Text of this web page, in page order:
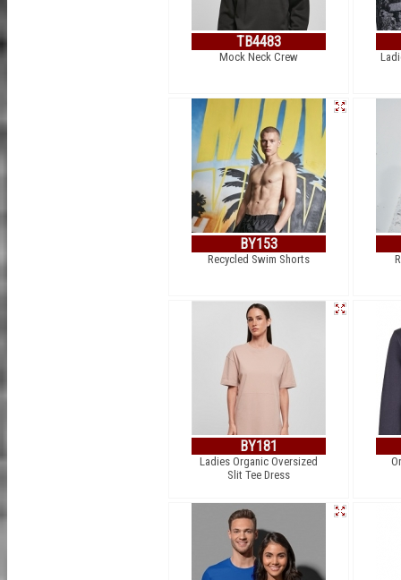
TB4483
Mock Neck Crew
BY153
Recycled Swim Shorts
BY181
Ladies Organic Oversized
Slit Tee Dress